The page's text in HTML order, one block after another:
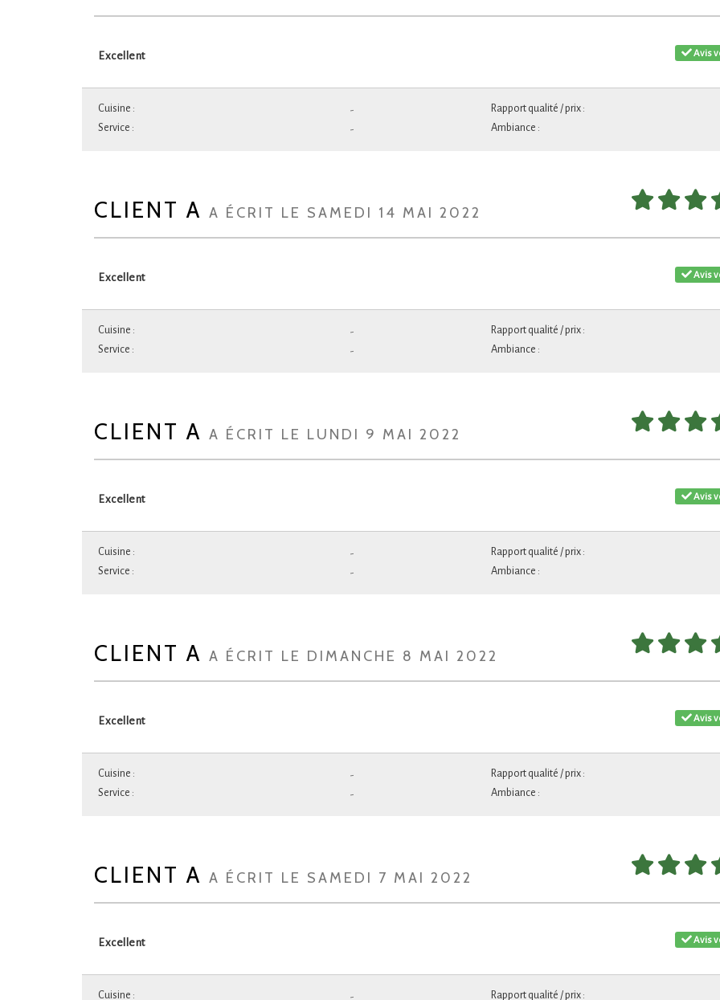
Avis
Excellent
-
Cuisine : Rapport qualité / prix :
-
Service : Ambiance :
CLIENT A A ÉCRIT LE SAMEDI 14 MAI 2022
Avis
Excellent
-
Cuisine : Rapport qualité / prix :
-
Service : Ambiance :
CLIENT A A ÉCRIT LE LUNDI 9 MAI 2022
Avis
Excellent
-
Cuisine : Rapport qualité / prix :
-
Service : Ambiance :
CLIENT A A ÉCRIT LE DIMANCHE 8 MAI 2022
Avis
Excellent
-
Cuisine : Rapport qualité / prix :
-
Service : Ambiance :
CLIENT A A ÉCRIT LE SAMEDI 7 MAI 2022
Avis
Excellent
-
Cuisine : Rapport qualité / prix :